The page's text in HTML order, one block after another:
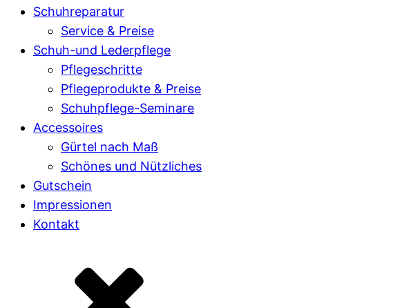
Schuhreparatur
Service & Preise
Schuh-und Lederpflege
Pflegeschritte
Pflegeprodukte & Preise
Schuhpflege-Seminare
Accessoires
Gürtel nach Maß
Schönes und Nützliches
Gutschein
Impressionen
Kontakt